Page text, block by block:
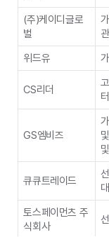
제공정보종류
보유 및 이용기
간
제공목적
간
(주)케이디글로
벌
위드유
CS리더
GS엠비즈
큐큐트레이드
토스페이먼츠 주
식회사